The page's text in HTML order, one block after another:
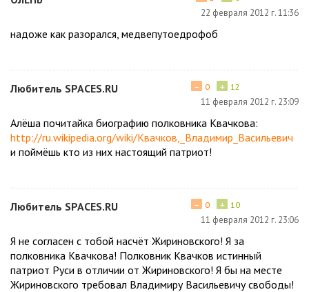
22 февраля 2012 г. 11:36
надоже как разорался, медвепутоедрофоб
Любитель SPACES.RU + 12
− 0
11 февраля 2012 г. 23:09
Алёша почитайка биографию полковника Квачкова:
http://ru.wikipedia.org/wiki/Квачков,_Владимир_Васильевич
и поймёшь кто из них настоящий патриот!
Любитель SPACES.RU + 10
− 0
11 февраля 2012 г. 23:06
Я не согласен с тобой насчёт Жириновского! Я за
полковника Квачкова! Полковник Квачков истинный
патриот Руси в отличии от Жириновского! Я бы на месте
Жириновского требовал Владимиру Васильевичу свободы!